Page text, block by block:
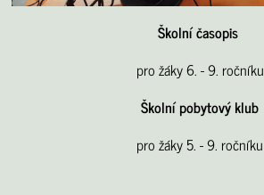
Školní časopis
pro žáky 6. - 9. ročníku
Školní pobytový klub
pro žáky 5. - 9. ročníku